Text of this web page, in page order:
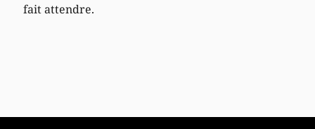
fait attendre.